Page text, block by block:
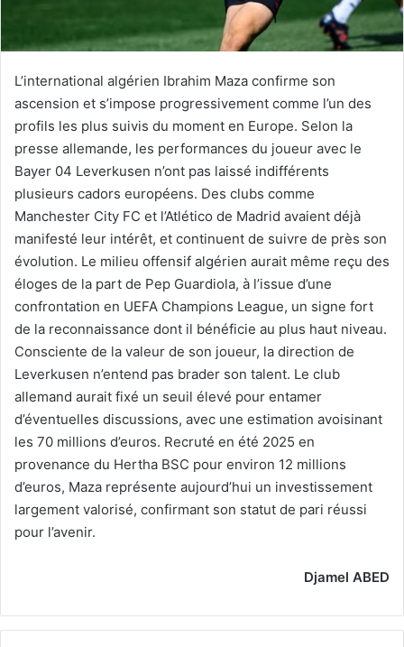
L’international algérien Ibrahim Maza confirme son
ascension et s’impose progressivement comme l’un des
profils les plus suivis du moment en Europe. Selon la
presse allemande, les performances du joueur avec le
Bayer 04 Leverkusen n’ont pas laissé indifférents
plusieurs cadors européens. Des clubs comme
Manchester City FC et l’Atlético de Madrid avaient déjà
manifesté leur intérêt, et continuent de suivre de près son
évolution. Le milieu offensif algérien aurait même reçu des
éloges de la part de Pep Guardiola, à l’issue d’une
confrontation en UEFA Champions League, un signe fort
de la reconnaissance dont il bénéficie au plus haut niveau.
Consciente de la valeur de son joueur, la direction de
Leverkusen n’entend pas brader son talent. Le club
allemand aurait fixé un seuil élevé pour entamer
d’éventuelles discussions, avec une estimation avoisinant
les 70 millions d’euros. Recruté en été 2025 en
provenance du Hertha BSC pour environ 12 millions
d’euros, Maza représente aujourd’hui un investissement
largement valorisé, confirmant son statut de pari réussi
pour l’avenir.
Djamel ABED